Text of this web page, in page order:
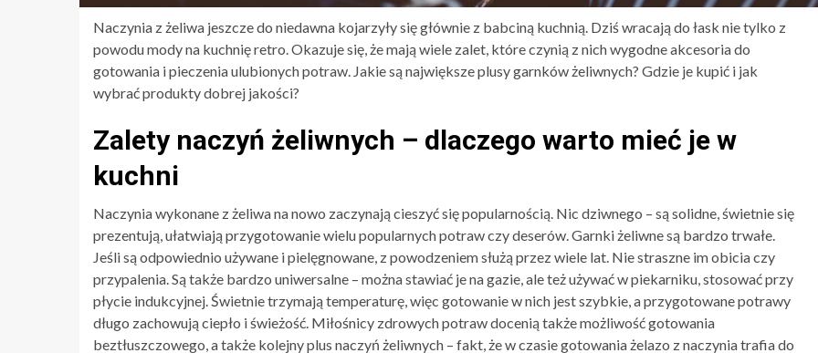
Naczynia z żeliwa jeszcze do niedawna kojarzyły się głównie z babciną kuchnią. Dziś wracają do łask nie tylko z
powodu mody na kuchnię retro. Okazuje się, że mają wiele zalet, które czynią z nich wygodne akcesoria do
gotowania i pieczenia ulubionych potraw. Jakie są największe plusy garnków żeliwnych? Gdzie je kupić i jak
wybrać produkty dobrej jakości?
Zalety naczyń żeliwnych – dlaczego warto mieć je w
kuchni
Naczynia wykonane z żeliwa na nowo zaczynają cieszyć się popularnością. Nic dziwnego – są solidne, świetnie się
prezentują, ułatwiają przygotowanie wielu popularnych potraw czy deserów. Garnki żeliwne są bardzo trwałe.
Jeśli są odpowiednio używane i pielęgnowane, z powodzeniem służą przez wiele lat. Nie straszne im obicia czy
przypalenia. Są także bardzo uniwersalne – można stawiać je na gazie, ale też używać w piekarniku, stosować przy
płycie indukcyjnej. Świetnie trzymają temperaturę, więc gotowanie w nich jest szybkie, a przygotowane potrawy
długo zachowują ciepło i świeżość. Miłośnicy zdrowych potraw docenią także możliwość gotowania
beztłuszczowego, a także kolejny plus naczyń żeliwnych – fakt, że w czasie gotowania żelazo z naczynia trafia do